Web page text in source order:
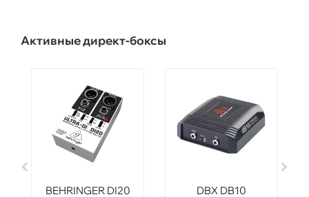
Активные директ-боксы
BEHRINGER DI20 DBX DB10